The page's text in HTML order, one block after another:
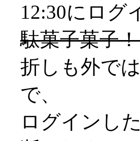
12:30にログ
駄菓子菓子
折しも外で
で、
ログインし